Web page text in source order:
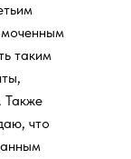
таким
Также
что